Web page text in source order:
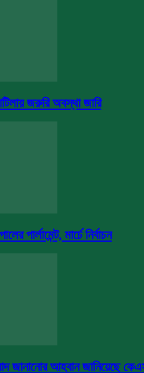
জরুরি অবস্থা জারি
পার্লামেন্ট, মার্চে নির্বাচন
জানানোর আহবান জানিয়েছে